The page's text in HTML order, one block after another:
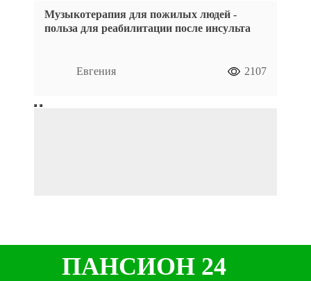
Музыкотерапия для пожилых людей -
польза для реабилитации после инсульта
Евгения 2107
ПАНСИОН 24